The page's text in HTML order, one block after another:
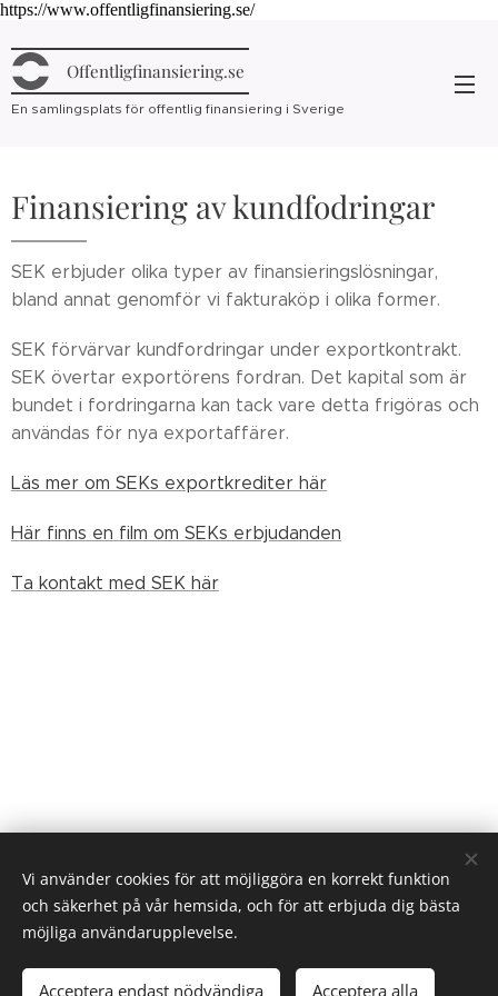
https://www.offentligfinansiering.se/
Offentligfinansiering.se
En samlingsplats för offentlig finansiering i Sverige
Finansiering av kundfodringar
SEK erbjuder olika typer av finansieringslösningar,
bland annat genomför vi fakturaköp i olika former.
SEK förvärvar kundfordringar under exportkontrakt.
SEK övertar exportörens fordran. Det kapital som är
bundet i fordringarna kan tack vare detta frigöras och
användas för nya exportaffärer.
Läs mer om SEKs exportkrediter här
Här finns en film om SEKs erbjudanden
Ta kontakt med SEK här
Alla rättigheter tillhör Svenska Kapitalguiden AB 2021
Vi använder cookies för att möjliggöra en korrekt funktion
och säkerhet på vår hemsida, och för att erbjuda dig bästa
möjliga användarupplevelse.
Acceptera endast nödvändiga Acceptera alla